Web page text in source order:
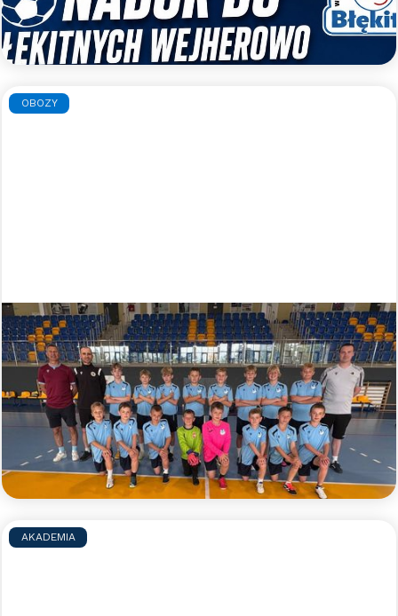
Zapraszamy do gry w WAPN Błękitni Wejherowo
Czytaj więcej >>
OBOZY
Błękitny obóz indywidualny - lato
2026
Zapraszamy zaczarowanych piłką nożną
zawodników i zawodniczki do udziału w błękitnym
obozie indywidualnym, podczas którego pod opieką
doświadczonych trenerów będzie można w małych
grupach doskonalić swoje umiejętności piłkarskie.
Czytaj więcej >>
AKADEMIA